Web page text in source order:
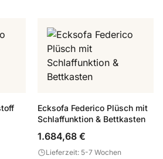
Ecksofa Federico Plüsch mit
Schlaffunktion & Bettkasten
1.684,68 €
Lieferzeit: 5-7 Wochen